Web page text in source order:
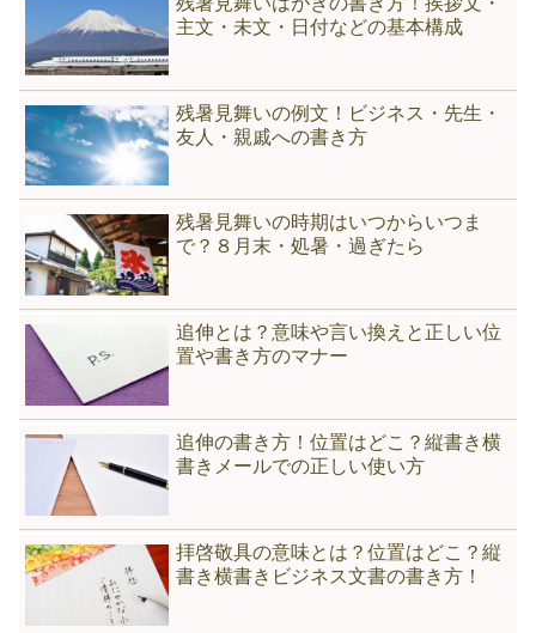
主文・未文・日付などの基本構成
残暑見舞いの例文！ビジネス・先生・
友人・親戚への書き方
残暑見舞いの時期はいつからいつま
で？８月末・処暑・過ぎたら
追伸とは？意味や言い換えと正しい位
置や書き方のマナー
追伸の書き方！位置はどこ？縦書き横
書きメールでの正しい使い方
拝啓敬具の意味とは？位置はどこ？縦
書き横書きビジネス文書の書き方！